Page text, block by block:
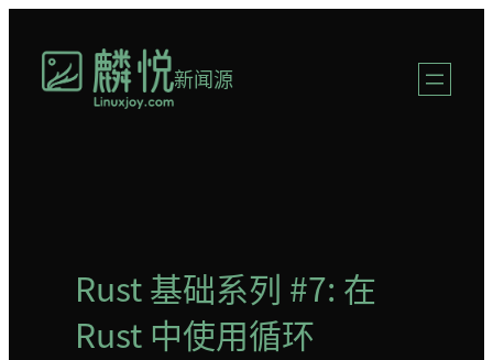
新闻源
Rust 基础系列 #7: 在
Rust 中使用循环